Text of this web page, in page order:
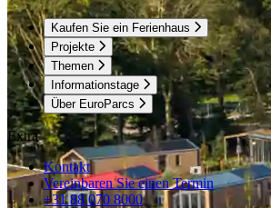
Kaufen Sie ein Ferienhaus
Projekte
Themen
Informationstage
Über EuroParcs
Extra
Kontakt
Vereinbaren Sie einen Termin
+31 88 070 8000